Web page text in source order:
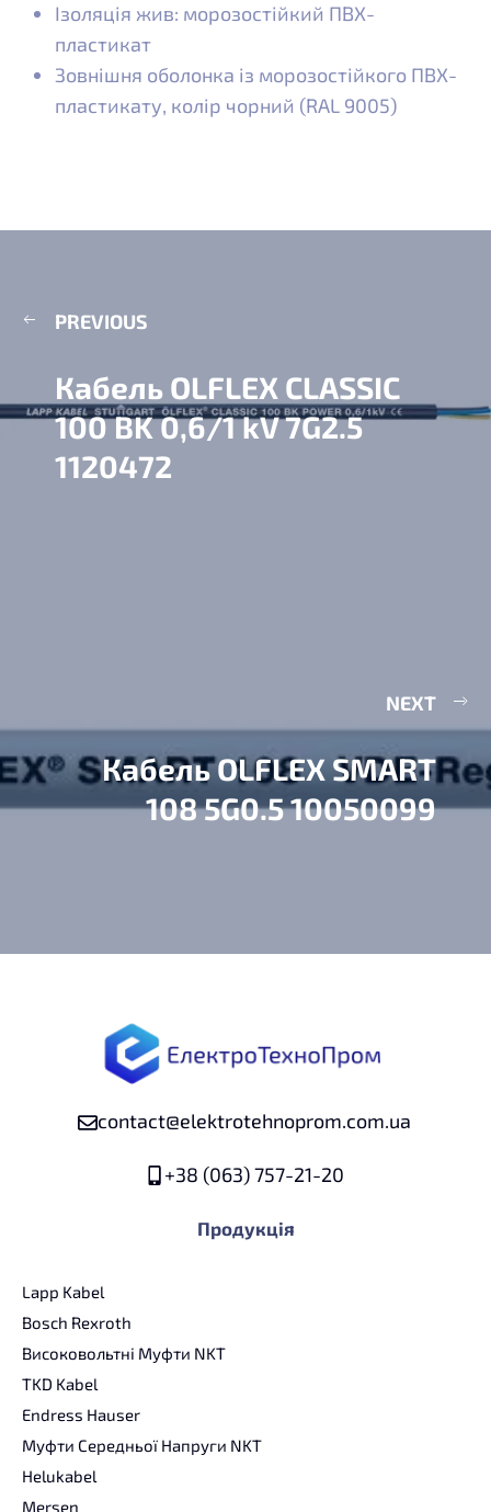
Ізоляція жив: морозостійкий ПВХ-
пластикат
Зовнішня оболонка із морозостійкого ПВХ-
пластикату, колір чорний (RAL 9005)
PREVIOUS
Кабель OLFLEX CLASSIC
100 BK 0,6/1 kV 7G2.5
1120472
NEXT
Кабель OLFLEX SMART
108 5G0.5 10050099
contact@elektrotehnoprom.com.ua
+38 (063) 757-21-20
Продукція
Lapp Kabel
Bosch Rexroth
Високовольтні Муфти NKT
TKD Kabel
Endress Hauser
Муфти Середньої Напруги NKT
Helukabel
Mersen